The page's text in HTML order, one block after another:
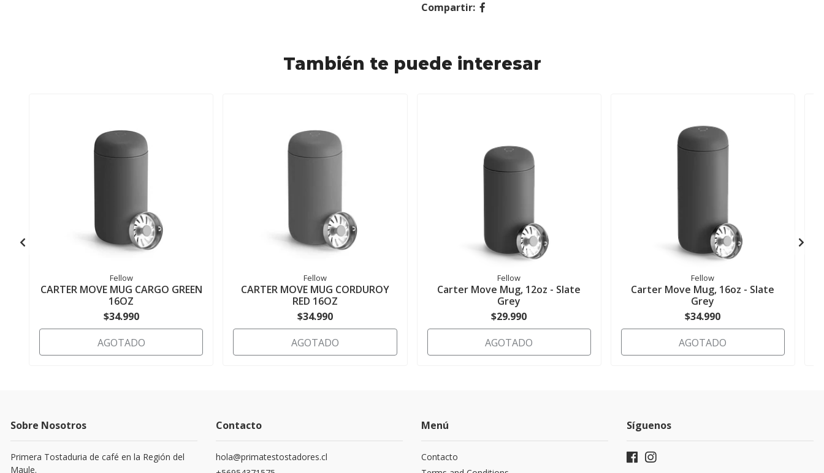
Compartir:
También te puede interesar
Fellow
CARTER MOVE MUG CARGO GREEN
16OZ
$34.990
AGOTADO
Fellow
CARTER MOVE MUG CORDUROY
RED 16OZ
$34.990
AGOTADO
Fellow
Carter Move Mug, 12oz - Slate
Grey
$29.990
AGOTADO
Fellow
Carter Move Mug, 16oz - Slate
Grey
$34.990
AGOTADO
Sobre Nosotros
Primera Tostaduria de café en la Región del
Maule.
Contacto
hola@primatestostadores.cl
Menú
Contacto
Síguenos